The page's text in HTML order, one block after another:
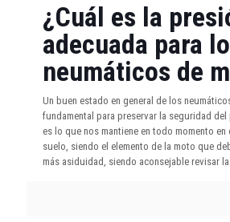
¿Cuál es la
adecuada para
neumáticos de
Un buen estado en general de los
fundamental para preservar la seguridad
es lo que nos mantiene en todo momento en
suelo, siendo el elemento de la moto que
más asiduidad, siendo aconsejable revisar